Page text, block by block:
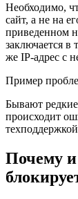
Необходимо,
сайт, а не на
приведенном
заключается в
же IP-адрес с
Пример
Бывают редкие
происходит
Почему и